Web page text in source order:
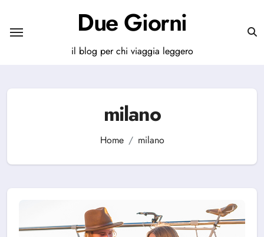
contenuto
Due Giorni
il blog per chi viaggia leggero
milano
Home milano